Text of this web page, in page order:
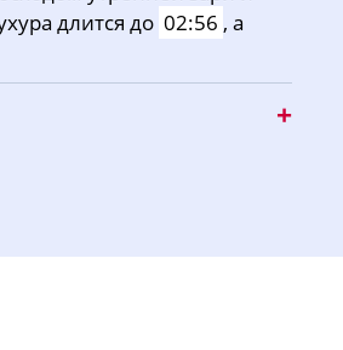
19:05 20:40
длится до 02:56 , а